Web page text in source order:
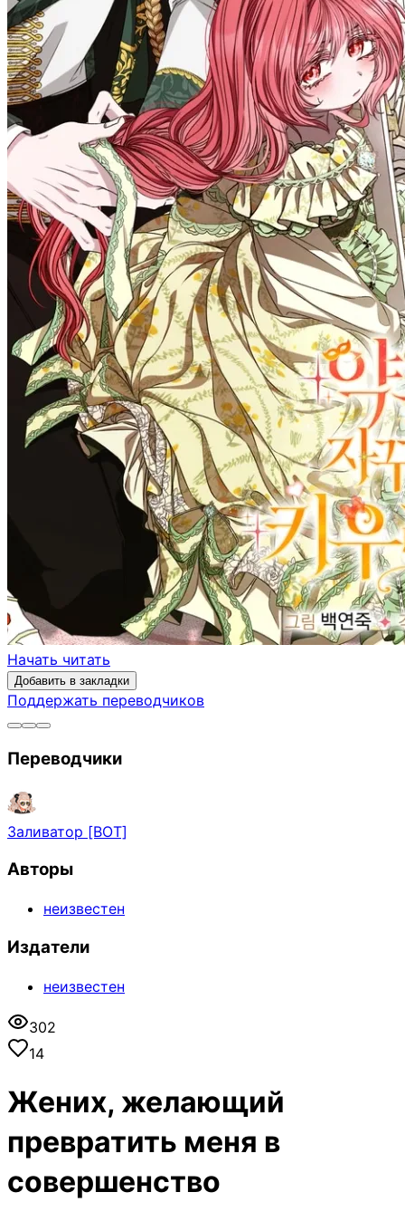
Начать читать
Добавить в закладки
Поддержать переводчиков
Переводчики
Заливатор [BOT]
Авторы
неизвестен
Издатели
неизвестен
302
14
Жених, желающий
превратить меня в
совершенство